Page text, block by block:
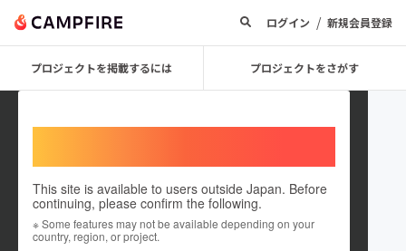
ログイン / 新規会員登録
プロジェクトを掲載するには プロジェクトをさがす
This site is available to users outside Japan. Before
continuing, please confirm the following.
※ Some features may not be available depending on your
country, region, or project.
eureka107